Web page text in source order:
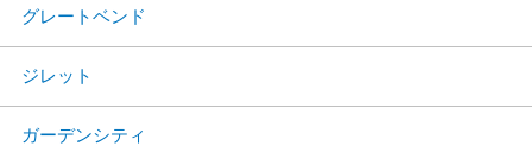
グレートベンド
ジレット
ガーデンシティ